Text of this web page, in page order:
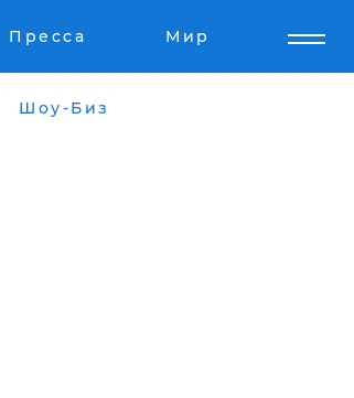
Пресса Мир
Шоу-Биз